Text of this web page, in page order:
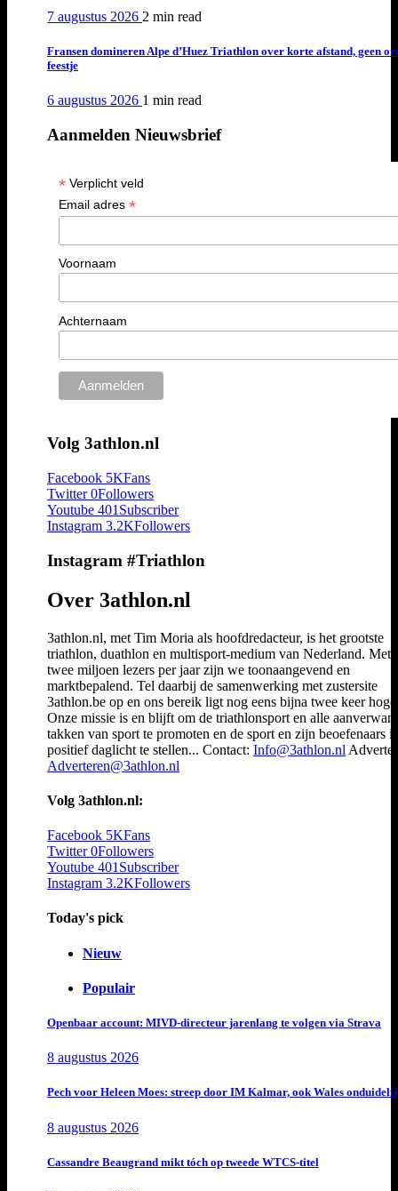
7 augustus 2026 2 min read
Fransen domineren Alpe d’Huez Triathlon over korte afstand, geen
feestje
6 augustus 2026 1 min read
Aanmelden Nieuwsbrief
*Verplicht veld
Email adres *
Voornaam
Achternaam
Volg 3athlon.nl
Facebook 5KFans
Twitter 0Followers
Youtube 401 Subscriber
Instagram 3.2KFollowers
Instagram #Triathlon
Over 3athlon.nl
3athlon.nl, met Tim Moria als hoofdredacteur, is het grootste
triathlon, duathlon en multisport-medium van Nederland. Met
twee miljoen lezers per jaar zijn we toonaangevend en
marktbepalend. Tel daarbij de samenwerking met zustersite
3athlon.be op en ons bereik ligt nog eens bijna twee keer
Onze missie is en blijft om de triathlonsport en alle
takken van sport te promoten en de sport en zijn beoefenaars
positief daglicht te stellen... Contact: Info@3athlon.nl
Adverteren@3athlon.nl
Volg 3athlon.nl:
Facebook 5KFans
Twitter 0Followers
Youtube 401 Subscriber
Instagram 3.2KFollowers
Today's pick
Nieuw
Populair
Openbaar account: MIVD-directeur jarenlang te volgen via Strava
8 augustus 2026
Pech voor Heleen Moes: streep door IM Kalmar, ook Wales
8 augustus 2026
Cassandre Beaugrand mikt tóch op tweede WTCS-titel